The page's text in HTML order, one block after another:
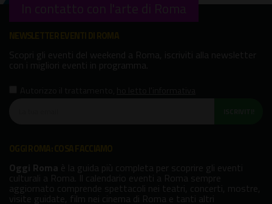
In contatto con l'arte di Roma